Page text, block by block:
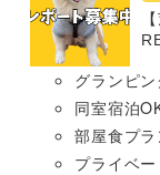
グランピン
同室宿泊
部屋食プラ
プライベ